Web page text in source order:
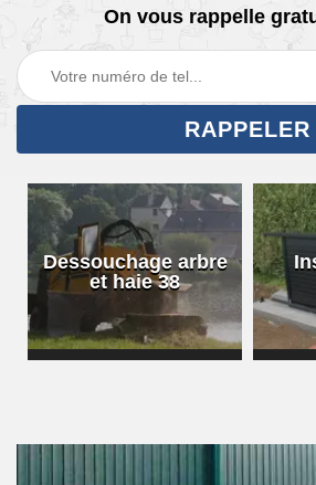
On vous rappelle
Dessouchage arbre
et haie 38